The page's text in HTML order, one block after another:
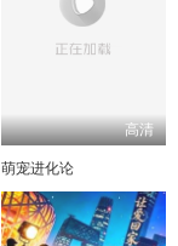
高清
萌宠进化论